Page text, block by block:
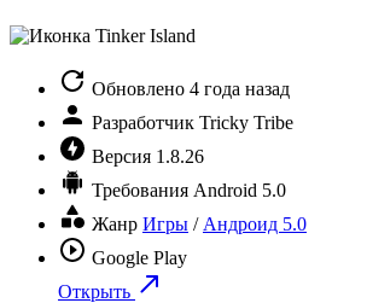
Обновлено 4 года назад
Разработчик Tricky Tribe
Версия 1.8.26
Требования Android 5.0
Жанр Игры / Андроид 5.0
Google Play
Открыть